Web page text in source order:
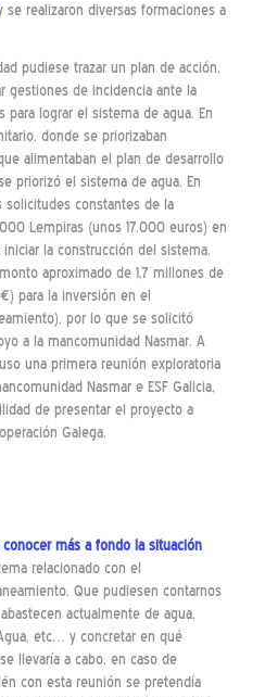
se realizaron diversas formaciones a
pudiese trazar un plan de acción,
gestiones de incidencia ante la
para lograr el sistema de agua. En
donde se priorizaban
alimentaban el plan de desarrollo
priorizó el sistema de agua. En
solicitudes constantes de la
Lempiras (unos 17.000 euros) en
la construcción del sistema.
aproximado de 1,7 millones de
para la inversión en el
por lo que se solicitó
a la mancomunidad Nasmar. A
una primera reunión exploratoria
Nasmar e ESF Galicia,
de presentar el proyecto a
Galega.
más a fondo la situación
relacionado con el
Que pudiesen contarnos
actualmente de agua,
etc… y concretar en qué
llevaría a cabo, en caso de
con esta reunión se pretendía